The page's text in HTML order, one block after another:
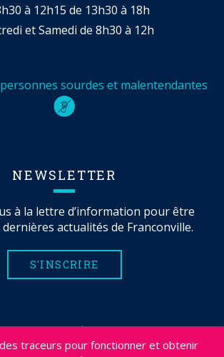
traceurs pour fonctionner et obtenir
à 12h15 de 13h30 à 18h
et Samedi de 8h30 à 12h
sourdes et malentendantes
NEWSLETTER
à la lettre d’information pour être
actualités de Franconville.
S'INSCRIRE
MENTIONS LÉGALES
PLAN DU SITE